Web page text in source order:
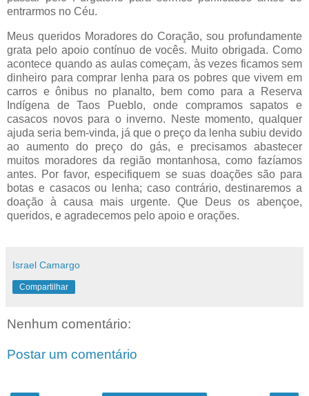
entrarmos no Céu.
Meus queridos Moradores do Coração, sou profundamente
grata pelo apoio contínuo de vocês. Muito obrigada. Como
acontece quando as aulas começam, às vezes ficamos sem
dinheiro para comprar lenha para os pobres que vivem em
carros e ônibus no planalto, bem como para a Reserva
Indígena de Taos Pueblo, onde compramos sapatos e
casacos novos para o inverno. Neste momento, qualquer
ajuda seria bem-vinda, já que o preço da lenha subiu devido
ao aumento do preço do gás, e precisamos abastecer
muitos moradores da região montanhosa, como fazíamos
antes. Por favor, especifiquem se suas doações são para
botas e casacos ou lenha; caso contrário, destinaremos a
doação à causa mais urgente. Que Deus os abençoe,
queridos, e agradecemos pelo apoio e orações.
Israel Camargo
Compartilhar
Nenhum comentário:
Postar um comentário